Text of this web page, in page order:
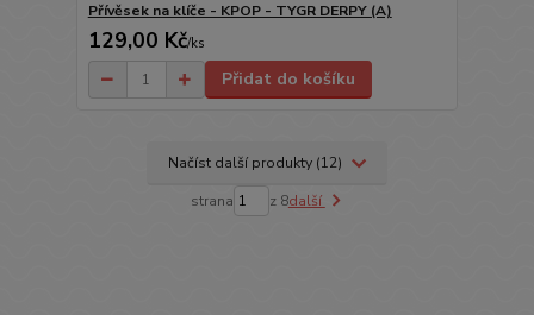
Přívěsek na klíče - KPOP - TYGR DERPY (A)
129,00 Kč/ks
Přidat do košíku
Načíst další produkty (12)
strana z 8další